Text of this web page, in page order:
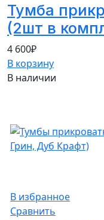
Тумба
(2шт в
4 600₽
В корзину
В наличии
В избранное
Сравнить